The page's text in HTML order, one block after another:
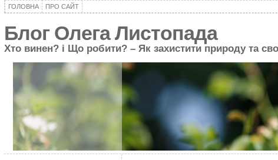
ГОЛОВНА ПРО САЙТ
Блог Олега Листопада
Хто винен? і Що робити? – Як захистити природу та